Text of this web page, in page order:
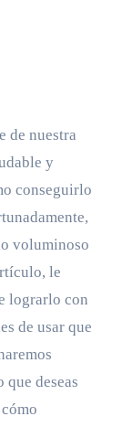
de nuestra
y
conseguirlo
voluminoso
le
lograrlo con
de usar que
deseas